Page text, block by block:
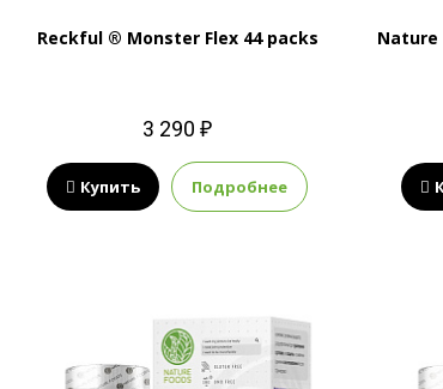
Reckful ® Monster Flex 44 packs
3 290 ₽
Купить Подробнее
Nature